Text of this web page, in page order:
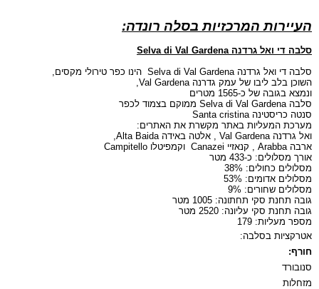
לגלוש במסלולים מסומנים החוצים את כל עיירות הסקי באזור.
יותר.
רוצים לקבל יעוץ מקצועי והמלצה על חופשת סקי בתפירה אישית.
צרו קשר עם נציגי החברה כבר עכשיו.
כי חופשת סקי באיטליה ... רק בפינגווין
העיירות המרכזיות בסלה רונדה:
סלבה די ואל גרדנה Selva di Val Gardena
סלבה די ואל גרדנה Selva di Val Gardena הינו כפר טירולי מקסים,
השוכן בלב ליבו של עמק גדרנה Val Gardena
ונמצא בגובה של כ-1565 מטרים
סלבה Selva di Val Gardena ממוקם בצמוד לכפר
סנטה כריסטינה Santa cristina
מערכת המעליות באתר מקשרת את האתרים:
ואל גרדנה Val Gardena , אלטה באידה Alta Baida
ארבה Arabba , קנאזיי Canazei וקמפיטלו Campitello
אורך מסלולים: כ-433 מטר
מסלולים כחולים: 38%
מסלולים אדומים: 53%
מסלולים שחורים: 9%
גובה תחנת סקי תחתונה: 1005 מטר
גובה תחנת סקי עליונה: 2520 מטר
מספר מעליות: 179
אטרקציות בסלבה:
חורף:
סנובורד
מזחלות